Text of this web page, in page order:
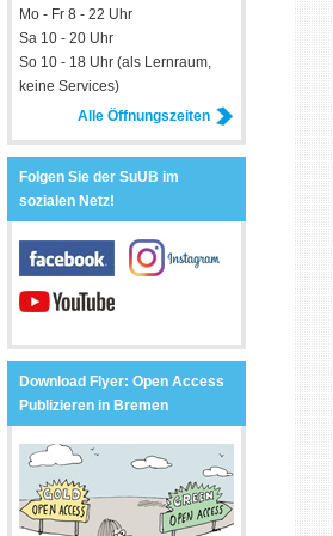
Mo - Fr 8 - 22 Uhr
Sa 10 - 20 Uhr
So 10 - 18 Uhr (als Lernraum,
keine Services)
Alle Öffnungszeiten
Folgen Sie der SuUB im
sozialen Netz!
Download Flyer: Open Access
Publizieren in Bremen